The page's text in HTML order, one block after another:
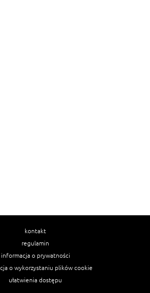
kontakt
regulamin
informacja o prywatności
o wykorzystaniu plików cookie
ułatwienia dostępu